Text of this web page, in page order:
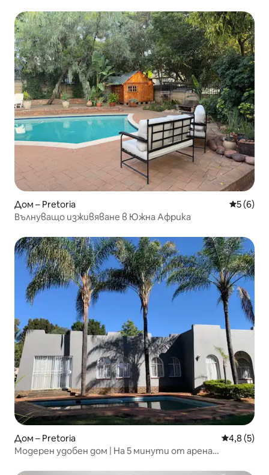
Дом – Pretoria Средна
5 (6)
Вълнуващо изживяване в Южна Африка
Дом – Pretoria Средна
4,8 (5)
Модерен удобен дом | На 5 минути от арена